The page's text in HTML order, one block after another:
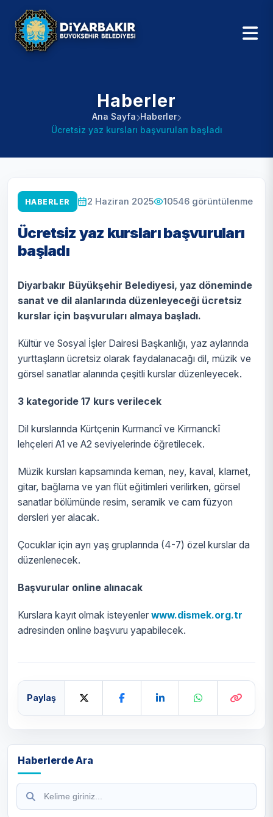
Haberler
Ana Sayfa Haberler
Ücretsiz yaz kursları başvuruları başladı
Haberlerde Ara
HABERLER 2 Haziran 2025 10546 görüntülenme
Ücretsiz yaz kursları başvuruları
başladı
Diyarbakır Büyükşehir Belediyesi, yaz döneminde
sanat ve dil alanlarında düzenleyeceği ücretsiz
kurslar için başvuruları almaya başladı.
Kültür ve Sosyal İşler Dairesi Başkanlığı, yaz aylarında
yurttaşların ücretsiz olarak faydalanacağı dil, müzik ve
görsel sanatlar alanında çeşitli kurslar düzenleyecek.
3 kategoride 17 kurs verilecek
Dil kurslarında Kürtçenin Kurmancî ve Kirmanckî
lehçeleri A1 ve A2 seviyelerinde öğretilecek.
Müzik kursları kapsamında keman, ney, kaval, klarnet,
gitar, bağlama ve yan flüt eğitimleri verilirken, görsel
sanatlar bölümünde resim, seramik ve cam füzyon
dersleri yer alacak.
Çocuklar için ayrı yaş gruplarında (4-7) özel kurslar da
düzenlenecek.
Başvurular online alınacak
Kurslara kayıt olmak isteyenler www.dismek.org.tr
adresinden online başvuru yapabilecek.
Paylaş